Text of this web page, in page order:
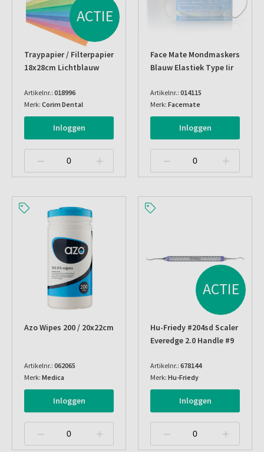
ACTIE
Traypapier / Filterpapier
18x28cm Lichtblauw
Artikelnr.: 018996
Merk: Corim Dental
Inloggen
Face Mate Mondmaskers
Blauw Elastiek Type Iir
Artikelnr.: 014115
Merk: Facemate
Inloggen
Azo Wipes 200 / 20x22cm
Artikelnr.: 062065
Merk: Medica
Inloggen
ACTIE
Hu-Friedy #204sd Scaler
Everedge 2.0 Handle #9
Artikelnr.: 678144
Merk: Hu-Friedy
Inloggen